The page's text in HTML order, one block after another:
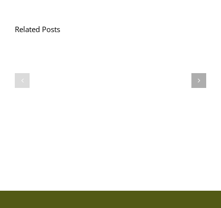
Related Posts